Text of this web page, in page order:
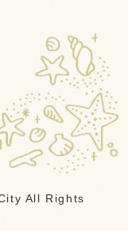
All Rights